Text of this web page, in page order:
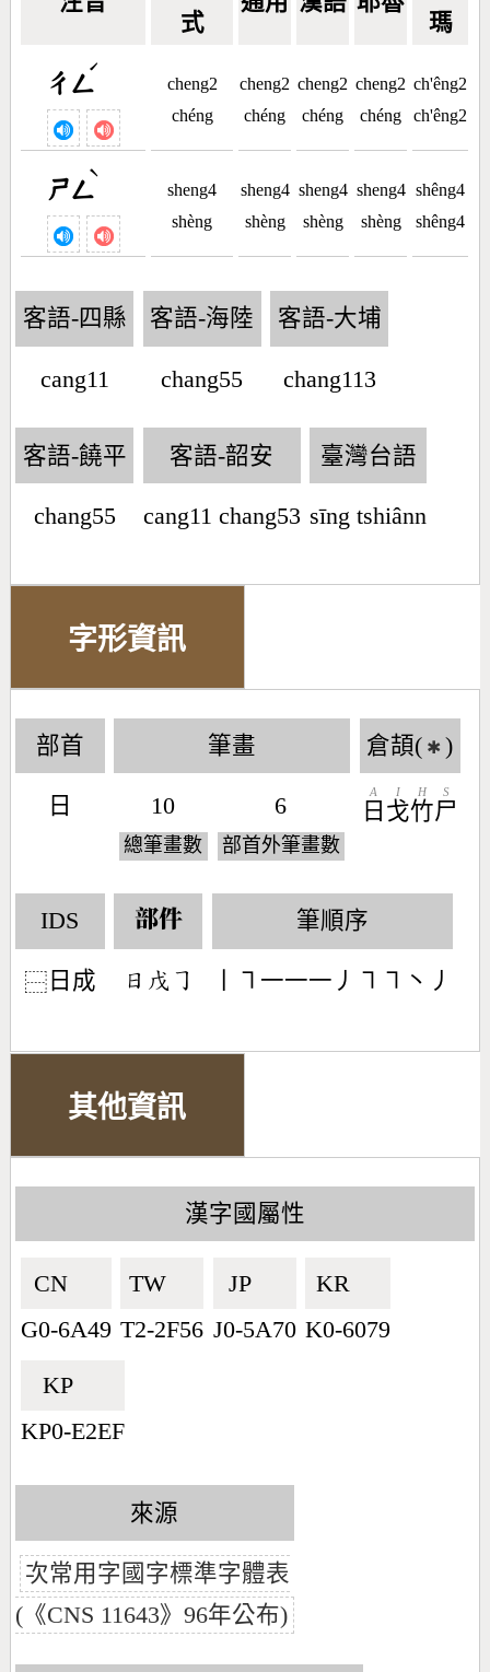
式 瑪
ㄔㄥ
ˊ
cheng2
chéng
cheng2
chéng
cheng2
chéng
cheng2
chéng
ch'êng2
ch'êng2
ㄕㄥ
ˋ
sheng4
shèng
sheng4
shèng
sheng4
shèng
sheng4
shèng
shêng4
shêng4
客語-四縣
cang11
客語-海陸
chang55
客語-大埔
chang113
客語-饒平
chang55
客語-韶安
cang11 chang53
臺灣台語
sīng tshiânn
字形資訊
部首
日
筆畫
10
總筆畫數
6
部首外筆畫數
倉頡( ✱ )
日
A
戈
I
竹
H
尸
S
IDS
⿱ 日成
部件
󶃐󶄦󶀊
筆順序
丨㇕一一一丿㇕㇕丶丿
其他資訊
漢字國屬性
CN🇨🇳
G0-6A49
TW🇹🇼
T2-2F56
JP🇯🇵
J0-5A70
KR🇰🇷
K0-6079
KP🇰🇵
KP0-E2EF
來源
次常用字國字標準字體表
(《CNS 11643》96年公布)